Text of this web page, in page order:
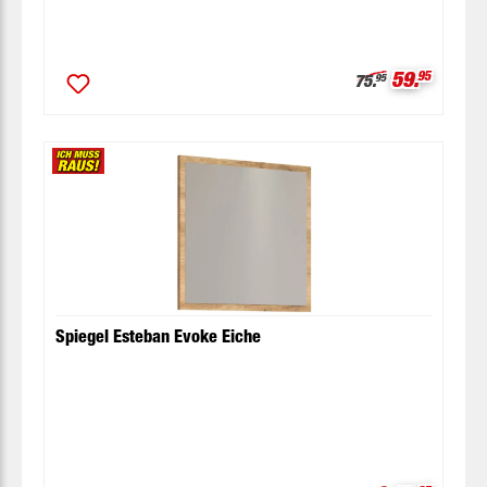
Regulärer Preis:
75.95 59.95
Spiegel Esteban Evoke Eiche